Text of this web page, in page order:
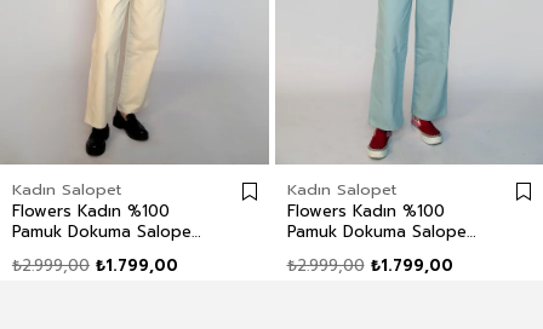
Kadın Salopet
Flowers Kadın %100
Pamuk Dokuma Salopet
₺1.799,00
₺2.999,00
Kadın Salopet
Flowers Kadın %100
Pamuk Dokuma Salopet
₺1.799,00
₺2.999,00